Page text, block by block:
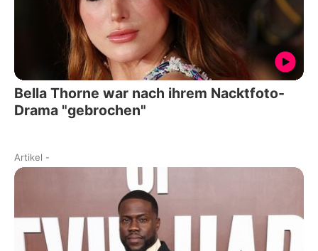
Bella Thorne war nach ihrem Nacktfoto-
Drama "gebrochen"
Artikel -